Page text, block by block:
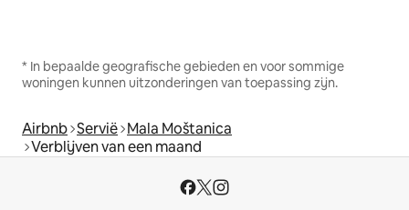
* In bepaalde geografische gebieden en voor sommige
woningen kunnen uitzonderingen van toepassing zijn.
Airbnb Servië Mala Moštanica
Verblijven van een maand